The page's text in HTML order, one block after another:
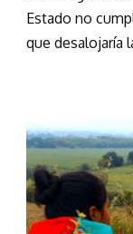
Estado no
que desalojaría